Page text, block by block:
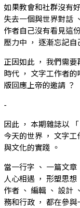
如果教會和社群沒有
失去一個與世界對話
作者自己沒有看見這
壓力中 ， 逐漸忘記自
正因如此 ， 我們需
時代 ， 文字工作者
版回應上帝的邀請 ？
-
因此 ， 本期雜誌以
今天的世界 ， 文字
與文化的實踐 。
當一行字 、 一篇文
人心相遇 ， 形塑思
作者 、 編輯 、 設計
務和行政 ， 都在參